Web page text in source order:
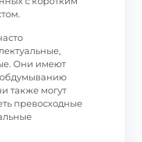
Они имеют
обдумыванию
также могут
превосходные